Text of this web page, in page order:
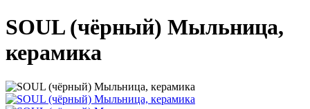
SOUL (чёрный) Мыльница,
керамика